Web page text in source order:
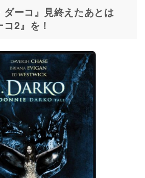
ダーコ』見終えたあとは
コ2』を！